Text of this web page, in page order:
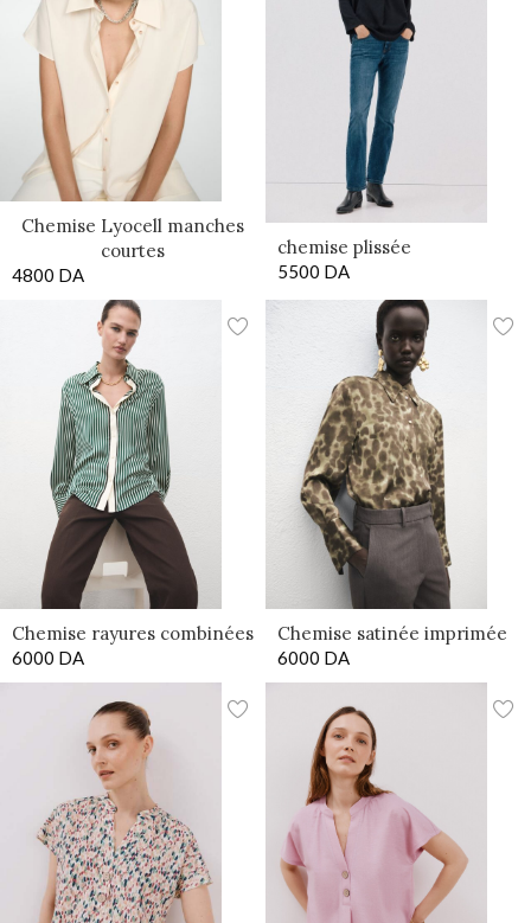
Chemise Lyocell manches
courtes
4800 DA
chemise plissée
5500 DA
Chemise rayures combinées
6000 DA
Chemise satinée imprimée
6000 DA